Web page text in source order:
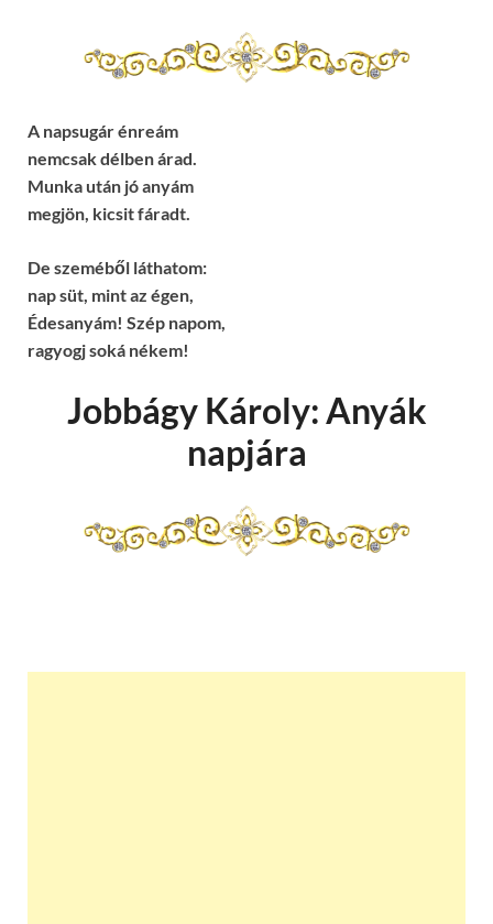
A napsugár énreám
nemcsak délben árad.
Munka után jó anyám
megjön, kicsit fáradt.
De szeméből láthatom:
nap süt, mint az égen,
Édesanyám! Szép napom,
ragyogj soká nékem!
Jobbágy Károly: Anyák
napjára